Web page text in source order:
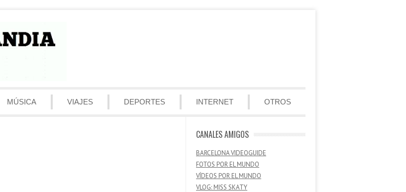
MÚSICA VIAJES DEPORTES INTERNET OTROS
CANALES AMIGOS
BARCELONA VIDEOGUIDE
FOTOS POR EL MUNDO
VÍDEOS POR EL MUNDO
VLOG: MISS SKATY